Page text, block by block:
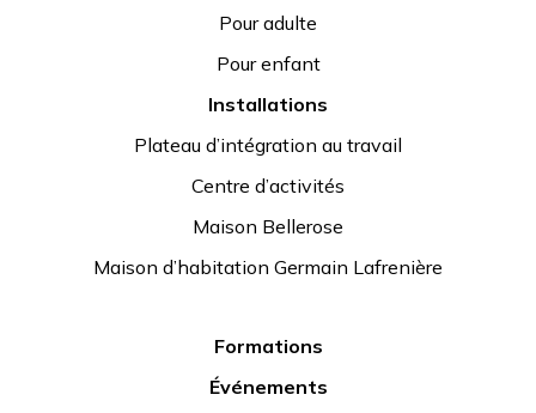
Pour adulte
Pour enfant
Installations
Plateau d’intégration au travail
Centre d’activités
Maison Bellerose
Maison d’habitation Germain Lafrenière
Formations
Événements